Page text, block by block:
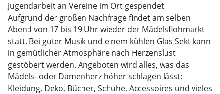
Jugendarbeit an Vereine im Ort gespendet.
Aufgrund der großen Nachfrage findet am selben
Abend von 17 bis 19 Uhr wieder der Mädelsflohmarkt
statt. Bei guter Musik und einem kühlen Glas Sekt kann
in gemütlicher Atmosphäre nach Herzenslust
gestöbert werden. Angeboten wird alles, was das
Mädels- oder Damenherz höher schlagen lässt:
Kleidung, Deko, Bücher, Schuhe, Accessoires und vieles